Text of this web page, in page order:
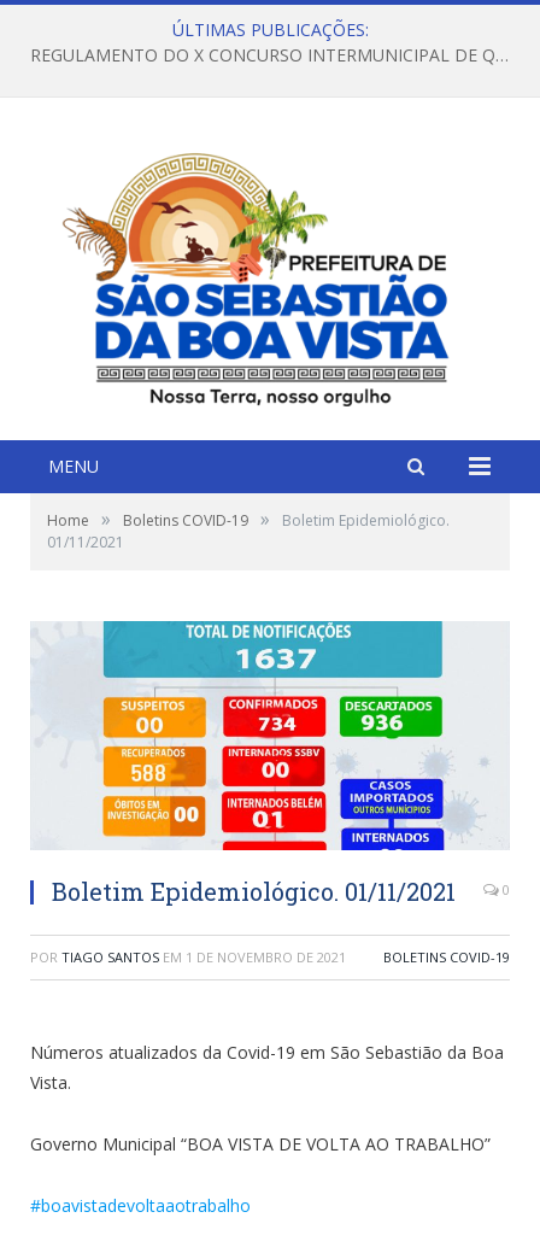
ÚLTIMAS PUBLICAÇÕES:
REGULAMENTO DO X CONCURSO INTERMUNICIPAL DE QUADRILHAS JUNINAS – 2026 – ARRAIÁ DA VENEZA
MENU
Home » Boletins COVID-19 »
Boletim Epidemiológico.
01/11/2021
Boletim Epidemiológico. 01/11/2021 0
POR TIAGO SANTOS EM 1 DE NOVEMBRO DE 2021 BOLETINS COVID-19
Números atualizados da Covid-19 em São Sebastião da Boa
Vista.
Governo Municipal “BOA VISTA DE VOLTA AO TRABALHO”
#boavistadevoltaaotrabalho